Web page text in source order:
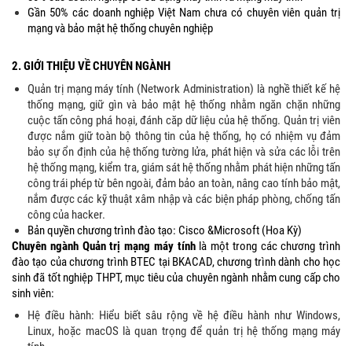
Gần 50% các doanh nghiệp Việt Nam chưa có chuyên viên quản trị
mạng và bảo mật hệ thống chuyên nghiệp
2. GIỚI THIỆU VỀ CHUYÊN NGÀNH
Quản trị mạng máy tính (Network Administration) là nghề thiết kế hệ
thống mạng, giữ gìn và bảo mật hệ thống nhằm ngăn chặn những
cuộc tấn công phá hoại, đánh căp dữ liệu của hệ thống. Quản trị viên
được nắm giữ toàn bộ thông tin của hệ thống, họ có nhiệm vụ đảm
bảo sự ổn định của hệ thống tường lửa, phát hiện và sửa các lỗi trên
hệ thống mạng, kiểm tra, giám sát hệ thống nhằm phát hiện những tấn
công trái phép từ bên ngoài, đảm bảo an toàn, nâng cao tính bảo mật,
nắm được các kỹ thuật xâm nhập và các biện pháp phòng, chống tấn
công của hacker.
Bản quyền chương trình đào tạo: Cisco &Microsoft (Hoa Kỳ)
Chuyên ngành Quản trị mạng máy tính là một trong các chương trình
đào tạo của chương trình BTEC tại BKACAD, chương trình dành cho học
sinh đã tốt nghiệp THPT, mục tiêu của chuyên ngành nhằm cung cấp cho
sinh viên:
Hệ điều hành: Hiểu biết sâu rộng về hệ điều hành như Windows,
Linux, hoặc macOS là quan trọng để quản trị hệ thống mạng máy